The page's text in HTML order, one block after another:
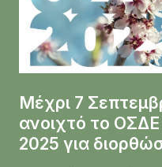
Μέχρι 7
ανοιχτό το ΟΣΔΕ
2025 για